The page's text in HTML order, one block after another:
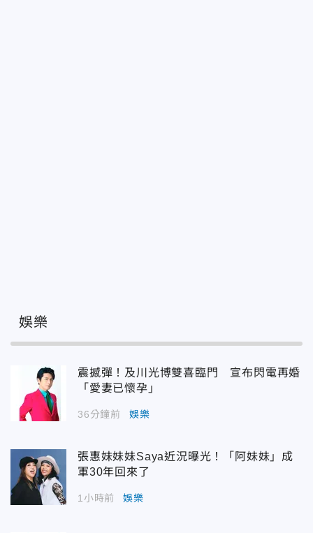
娛樂
震撼彈！及川光博雙喜臨門 宣布閃電再婚
「愛妻已懷孕」
36分鐘前 娛樂
張惠妹妹妹Saya近況曝光！「阿妹妹」成
軍30年回來了
1小時前 娛樂